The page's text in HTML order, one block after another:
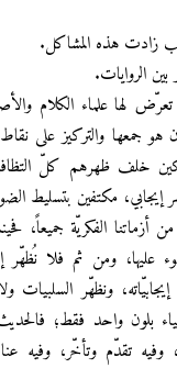
زادت هذه المشاكل.
الروايات.
لها علماء الكلام
هو جمعها والتركيز على
خلف ظهرهم كلّ
مكتفين بتسليط
أزماتنا الفكريّة جميعاً،
عليها، ومن ثم فلا نُظهّر
ونظهّر السلبيات
بلون واحد فقط؛ فالحديث
وفيه تقدّم وتأخّر، وفيه